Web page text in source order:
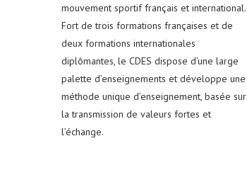
mouvement sportif français et international.
Fort de trois formations françaises et de
deux formations internationales
diplômantes, le CDES dispose d’une large
palette d’enseignements et développe une
méthode unique d’enseignement, basée sur
la transmission de valeurs fortes et
l’échange.